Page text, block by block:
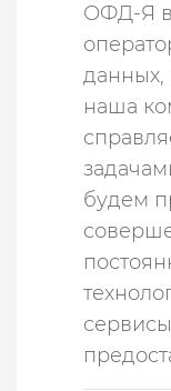
ОФД-Я в
данных,
наша
будем